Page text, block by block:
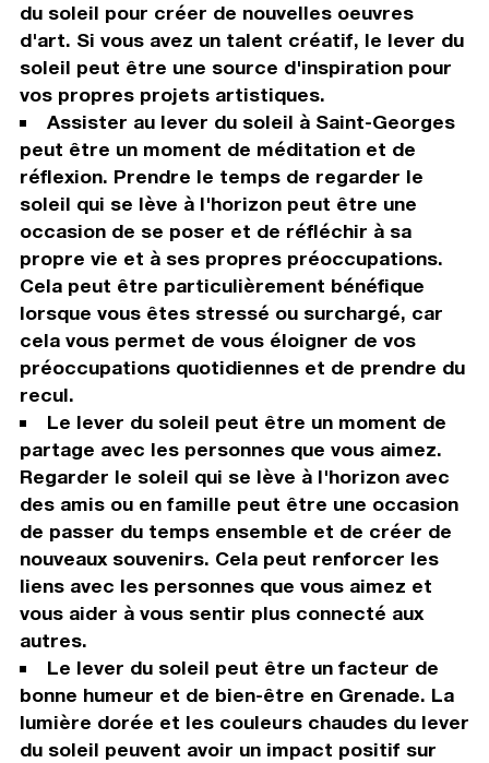
du soleil pour créer de nouvelles oeuvres
d'art. Si vous avez un talent créatif, le lever du
soleil peut être une source d'inspiration pour
vos propres projets artistiques.
Assister au lever du soleil à Saint-Georges
peut être un moment de méditation et de
réflexion. Prendre le temps de regarder le
soleil qui se lève à l'horizon peut être une
occasion de se poser et de réfléchir à sa
propre vie et à ses propres préoccupations.
Cela peut être particulièrement bénéfique
lorsque vous êtes stressé ou surchargé, car
cela vous permet de vous éloigner de vos
préoccupations quotidiennes et de prendre du
recul.
Le lever du soleil peut être un moment de
partage avec les personnes que vous aimez.
Regarder le soleil qui se lève à l'horizon avec
des amis ou en famille peut être une occasion
de passer du temps ensemble et de créer de
nouveaux souvenirs. Cela peut renforcer les
liens avec les personnes que vous aimez et
vous aider à vous sentir plus connecté aux
autres.
Le lever du soleil peut être un facteur de
bonne humeur et de bien-être en Grenade. La
lumière dorée et les couleurs chaudes du lever
du soleil peuvent avoir un impact positif sur